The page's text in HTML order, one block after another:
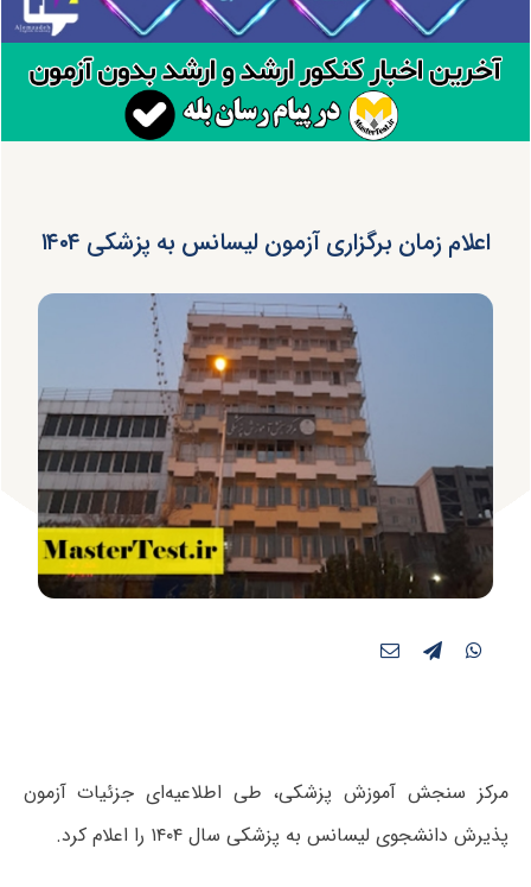
اعلام زمان برگزاری آزمون لیسانس به پزشکی ۱۴۰۴
مرکز سنجش آموزش پزشکی، طی اطلاعیه‌ای جزئیات آزمون
پذیرش دانشجوی لیسانس به پزشکی سال ۱۴۰۴ را اعلام کرد.